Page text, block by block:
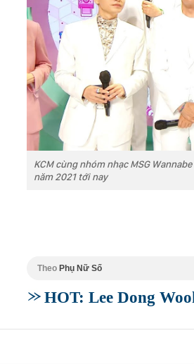
KCM cùng nhóm nhạc MSG
năm 2021 tới nay
Theo Phụ Nữ Số
HOT: Lee Dong